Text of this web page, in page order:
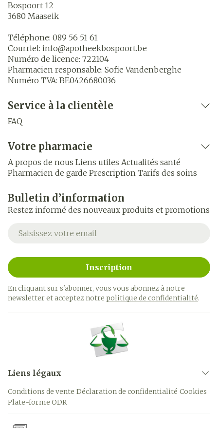
Bospoort 12
3680 Maaseik
Téléphone: 089 56 51 61
Courriel: info@apotheekbospoort.be
Numéro de licence: 722104
Pharmacien responsable: Sofie Vandenberghe
Numéro TVA: BE0426680036
Service à la clientèle
FAQ
Votre pharmacie
A propos de nous Liens utiles Actualités santé
Pharmacien de garde Prescription Tarifs des soins
Bulletin d’information
Restez informé des nouveaux produits et promotions
Adresse mail
Inscription
En cliquant sur s'abonner, vous vous abonnez à notre
newsletter et acceptez notre politique de confidentialité.
Liens légaux
Conditions de vente Déclaration de confidentialité Cookies
Plate-forme ODR